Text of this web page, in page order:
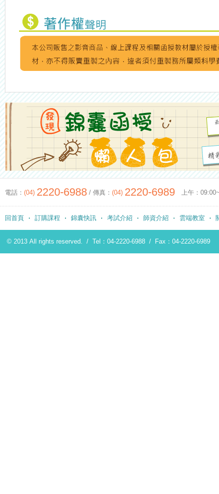
電話： (04) 2220-6988 / 傳真： (04) 2220-6989 上午：
回首頁 訂購課程 錦囊快訊 考試介紹 師資介紹 雲端教室
© 2013 All rights reserved. / Tel：04-2220-6988 / Fax：04-2220-6989